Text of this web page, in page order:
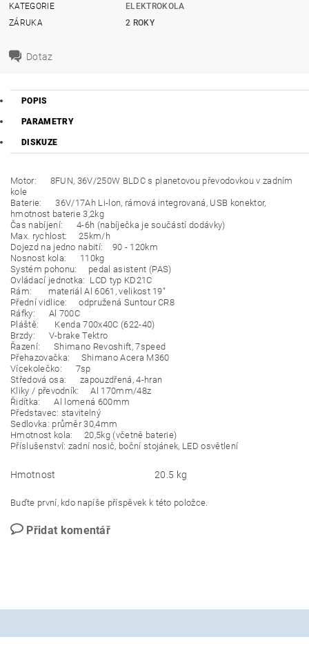
KATEGORIE
ELEKTROKOLA
ZÁRUKA
2 ROKY
Dotaz
POPIS
PARAMETRY
DISKUZE
Motor: 8FUN, 36V/250W BLDC s planetovou převodovkou v zadním
kole
Baterie: 36V/17Ah Li-lon, rámová integrovaná, USB konektor,
hmotnost baterie 3,2kg
Čas nabíjení: 4-6h (nabíječka je součástí dodávky)
Max. rychlost: 25km/h
Dojezd na jedno nabití: 90 - 120km
Nosnost kola: 110kg
Systém pohonu: pedal asistent (PAS)
Ovládací jednotka: LCD typ KD21C
Rám: materiál Al 6061, velikost 19“
Přední vidlice: odpružená Suntour CR8
Ráfky: Al 700C
Pláště: Kenda 700x40C (622-40)
Brzdy: V-brake Tektro
Řazení: Shimano Revoshift, 7speed
Přehazovačka: Shimano Acera M360
Vícekolečko: 7sp
Středová osa: zapouzdřená, 4-hran
Kliky / převodník: Al 170mm/48z
Řidítka: Al lomená 600mm
Představec: stavitelný
Sedlovka: průměr 30,4mm
Hmotnost kola: 20,5kg (včetně baterie)
Příslušenství: zadní nosič, boční stojánek, LED osvětlení
Hmotnost 20.5 kg
Buďte první, kdo napíše příspěvek k této položce.
Přidat komentář